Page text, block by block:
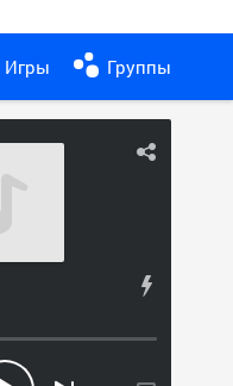
Игры Группы